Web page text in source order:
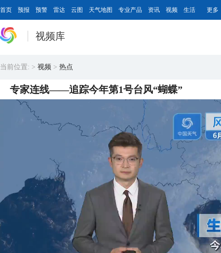
首页 预报 预警 雷达 云图 天气地图 专业产品 资讯 视频 生活 更多
视频库
当前位置: > 视频 > 热点
专家连线——追踪今年第1号台风“蝴蝶”